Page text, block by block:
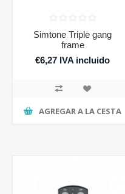
Simtone Triple gang
frame
€6,27 IVA incluido
AGREGAR A LA CESTA